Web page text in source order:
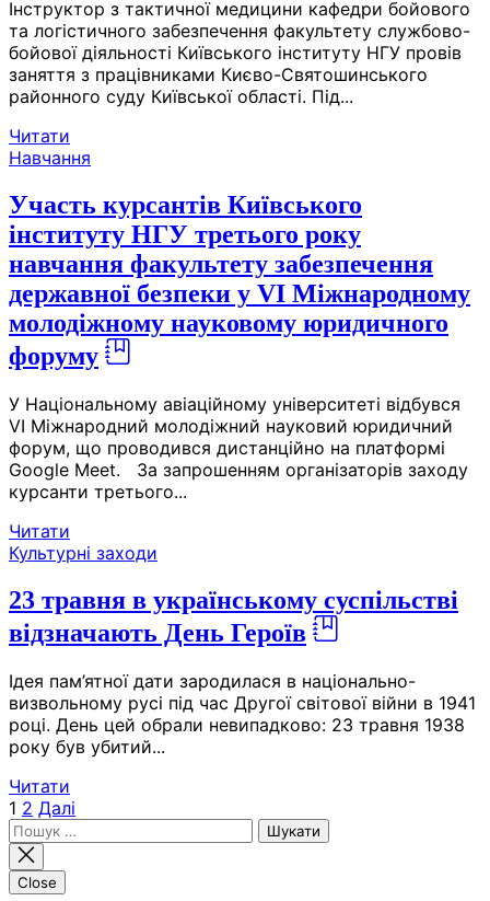
Інструктор з тактичної медицини кафедри бойового
та логістичного забезпечення факультету службово-
бойової діяльності Київського інституту НГУ провів
заняття з працівниками Києво-Святошинського
районного суду Київської області. Під...
Читати
Навчання
Участь курсантів Київського
інституту НГУ третього року
навчання факультету забезпечення
державної безпеки у VІ Міжнародному
молодіжному науковому юридичного
форуму
У Національному авіаційному університеті відбувся
VІ Міжнародний молодіжний науковий юридичний
форум, що проводився дистанційно на платформі
Google Meet. За запрошенням організаторів заходу
курсанти третього...
Читати
Культурні заходи
23 травня в українському суспільстві
відзначають День Героїв
Ідея пам’ятної дати зародилася в національно-
визвольному русі під час Другої світової війни в 1941
році. День цей обрали невипадково: 23 травня 1938
року був убитий...
Читати
Пагінація
записів
1 2 Далі
Пошук:
Close